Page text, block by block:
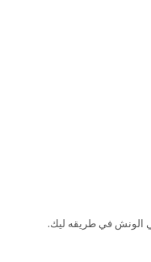
الونش في طريقه ليك.